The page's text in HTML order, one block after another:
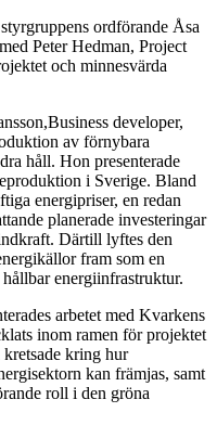
ordförande Åsa
Peter Hedman, Project
och minnesvärda
developer,
av förnybara
håll. Hon presenterade
i Sverige. Bland
energipriser, en redan
planerade investeringar
Därtill lyftes den
fram som en
energiinfrastruktur.
arbetet med Kvarkens
inom ramen för projektet
kring hur
kan främjas, samt
roll i den gröna